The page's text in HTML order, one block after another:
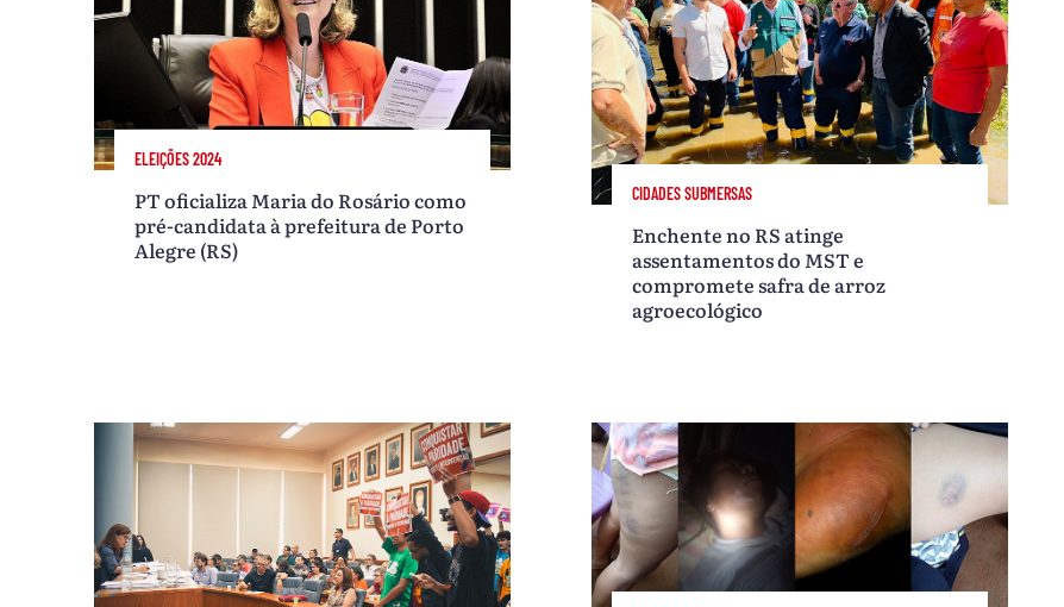
ELEIÇÕES 2024
PT oficializa Maria do Rosário como
pré-candidata à prefeitura de Porto
Alegre (RS)
CIDADES SUBMERSAS
Enchente no RS atinge
assentamentos do MST e
compromete safra de arroz
agroecológico